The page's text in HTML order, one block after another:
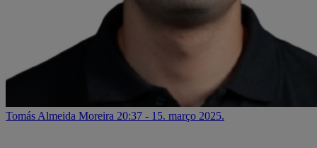
Tomás Almeida Moreira 20:37 - 15. março 2025.